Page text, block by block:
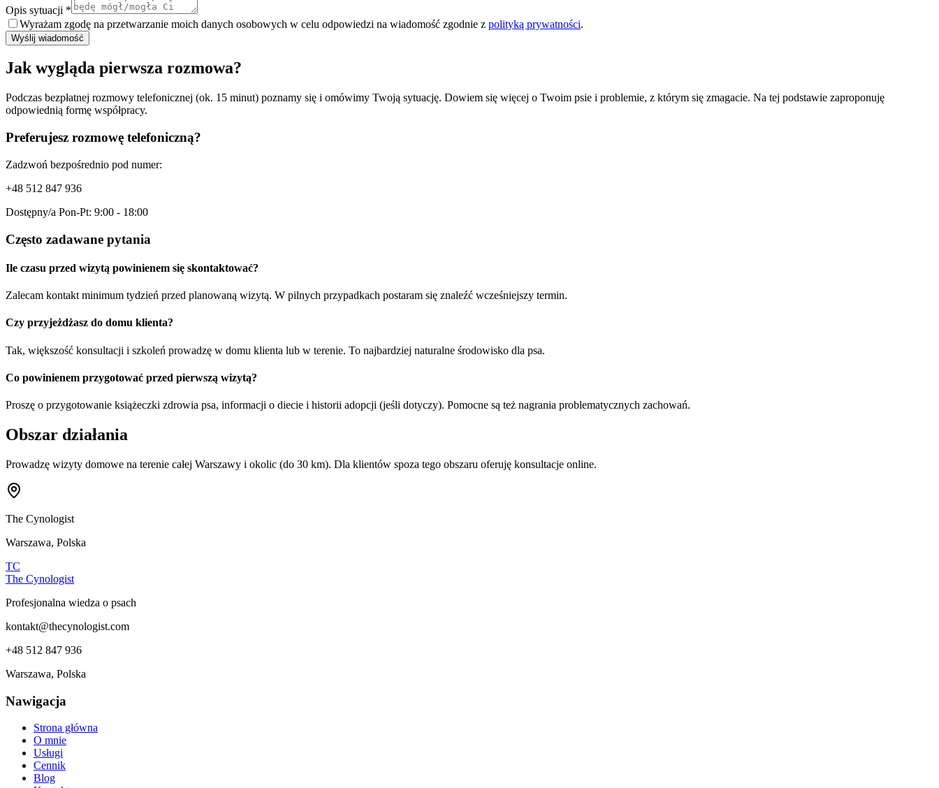
Opis sytuacji *
Wyrażam zgodę na przetwarzanie moich danych osobowych w celu odpowiedzi na wiadomość zgodnie z polityką prywatności.
Wyślij wiadomość
Jak wygląda pierwsza rozmowa?
Podczas bezpłatnej rozmowy telefonicznej (ok. 15 minut) poznamy się i omówimy Twoją sytuację. Dowiem się więcej o Twoim psie i problemie, z którym się zmagacie. Na tej podstawie zaproponuję
odpowiednią formę współpracy.
Preferujesz rozmowę telefoniczną?
Zadzwoń bezpośrednio pod numer:
+48 512 847 936
Dostępny/a Pon-Pt: 9:00 - 18:00
Często zadawane pytania
Ile czasu przed wizytą powinienem się skontaktować?
Zalecam kontakt minimum tydzień przed planowaną wizytą. W pilnych przypadkach postaram się znaleźć wcześniejszy termin.
Czy przyjeżdżasz do domu klienta?
Tak, większość konsultacji i szkoleń prowadzę w domu klienta lub w terenie. To najbardziej naturalne środowisko dla psa.
Co powinienem przygotować przed pierwszą wizytą?
Proszę o przygotowanie książeczki zdrowia psa, informacji o diecie i historii adopcji (jeśli dotyczy). Pomocne są też nagrania problematycznych zachowań.
Obszar działania
Prowadzę wizyty domowe na terenie całej Warszawy i okolic (do 30 km). Dla klientów spoza tego obszaru oferuję konsultacje online.
The Cynologist
Warszawa, Polska
TC
The Cynologist
Profesjonalna wiedza o psach
kontakt@thecynologist.com
+48 512 847 936
Warszawa, Polska
Nawigacja
Strona główna
O mnie
Usługi
Cennik
Blog